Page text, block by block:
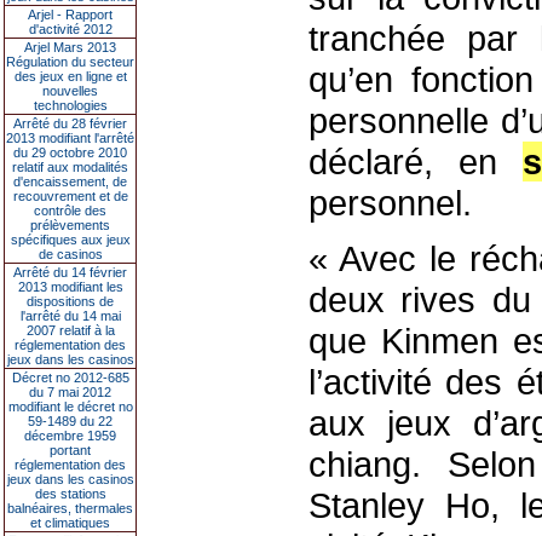
Arjel - Rapport
d'activité 2012
Arjel Mars 2013
Régulation du secteur
des jeux en ligne et
nouvelles
technologies
Arrêté du 28 février
2013 modifiant l'arrêté
du 29 octobre 2010
relatif aux modalités
d'encaissement, de
recouvrement et de
contrôle des
prélèvements
spécifiques aux jeux
de casinos
Arrêté du 14 février
2013 modifiant les
dispositions de
l'arrêté du 14 mai
2007 relatif à la
réglementation des
jeux dans les casinos
Décret no 2012-685
du 7 mai 2012
modifiant le décret no
59-1489 du 22
décembre 1959
portant
réglementation des
jeux dans les casinos
des stations
balnéaires, thermales
et climatiques
tranchée par
qu’en
personnelle
déclaré, en
personnel.
« Avec le
deux rives
que Kinmen
l’activité des
aux jeux
chiang.
Stanley Ho,